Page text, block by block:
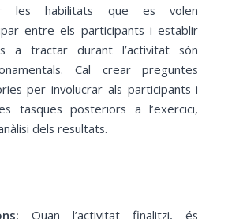
les habilitats que es volen
entre els participants i establir
a tractar durant l’activitat són
Cal crear preguntes
per involucrar als participants i
tasques posteriors a l’exercici,
dels resultats.
Quan l’activitat finalitzi, és